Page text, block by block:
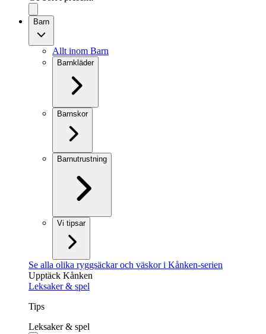
Barn
Allt inom Barn
Barnkläder
Barnskor
Barnutrustning
Vi tipsar
Se alla olika ryggsäckar och väskor i Kånken-serien
Upptäck Kånken
Leksaker & spel
Tips
Leksaker & spel